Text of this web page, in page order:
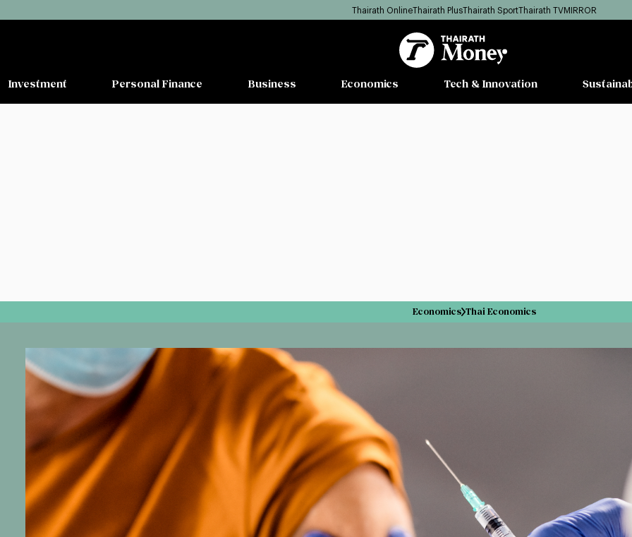
Thairath OnlineThairath PlusThairath SportThairath TVMIRROR
Investment Personal Finance Business Economics Tech & Innovation
Economics Thai Economics